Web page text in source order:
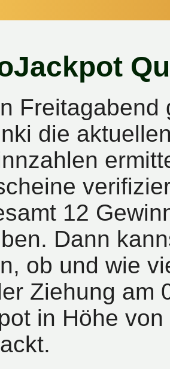
Freitagabend
die
12
Dann
ob und wie
Ziehung am
in Höhe